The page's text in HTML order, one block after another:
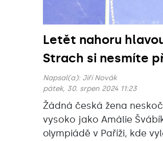
Letět nahoru
Strach si nesmíte
Napsal(a): Jiří Novák
pátek, 30. srpen 2024 11:23
Žádná česká žena
vysoko jako Amálie
olympiádě v Paříži, kde